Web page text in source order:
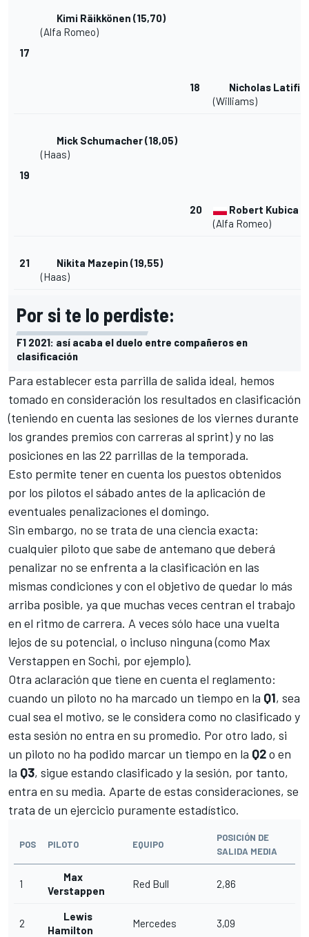
17
Kimi Räikkönen (15,70)
(Alfa Romeo)
18 Nicholas Latifi
(Williams)
19
Mick Schumacher(18,05)
(Haas)
20 Robert Kubica
(Alfa Romeo)
21 Nikita Mazepin (19,55)
(Haas)
Por si te lo perdiste:
F1 2021: así acaba el duelo entre compañeros en
clasificación
Para establecer esta parrilla de salida ideal, hemos
tomado en consideración los resultados en clasificación
(teniendo en cuenta las sesiones de los viernes durante
los grandes premios con carreras al sprint) y no las
posiciones en las 22 parrillas de la temporada.
Esto permite tener en cuenta los puestos obtenidos
por los pilotos el sábado antes de la aplicación de
eventuales penalizaciones el domingo.
Sin embargo, no se trata de una ciencia exacta:
cualquier piloto que sabe de antemano que deberá
penalizar no se enfrenta a la clasificación en las
mismas condiciones y con el objetivo de quedar lo más
arriba posible, ya que muchas veces centran el trabajo
en el ritmo de carrera. A veces sólo hace una vuelta
lejos de su potencial, o incluso ninguna (como Max
Verstappen en Sochi, por ejemplo).
Otra aclaración que tiene en cuenta el reglamento:
cuando un piloto no ha marcado un tiempo en la Q1, sea
cual sea el motivo, se le considera como no clasificado y
esta sesión no entra en su promedio. Por otro lado, si
un piloto no ha podido marcar un tiempo en la Q2o en
la Q3, sigue estando clasificado y la sesión, por tanto,
entra en su media. Aparte de estas consideraciones, se
trata de un ejercicio puramente estadístico.
POS PILOTO EQUIPO
POSICIÓN DE
SALIDA MEDIA
1
Max
Verstappen
Red Bull 2,86
2
Lewis
Hamilton
Mercedes 3,09